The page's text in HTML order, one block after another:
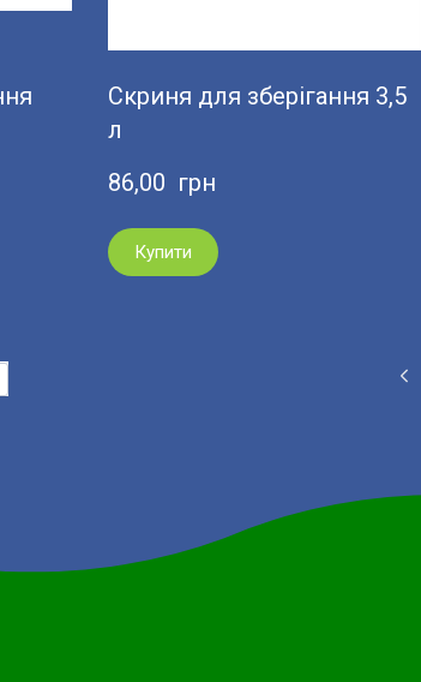
Скриня для зберігання 3,5
л
86,00  грн
Купити